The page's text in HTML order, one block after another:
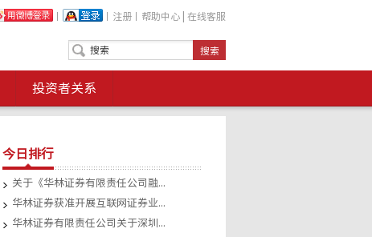
注册 帮助中心 在线客服
投资者关系
今日排行
关于《华林证券有限责任公司融...
华林证券获准开展互联网证券业...
华林证券有限责任公司关于深圳...